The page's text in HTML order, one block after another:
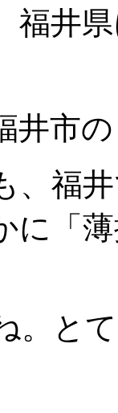
福井
井市
、福
に「
。と